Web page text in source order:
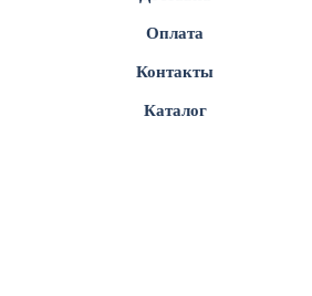
Оплата
Контакты
Каталог